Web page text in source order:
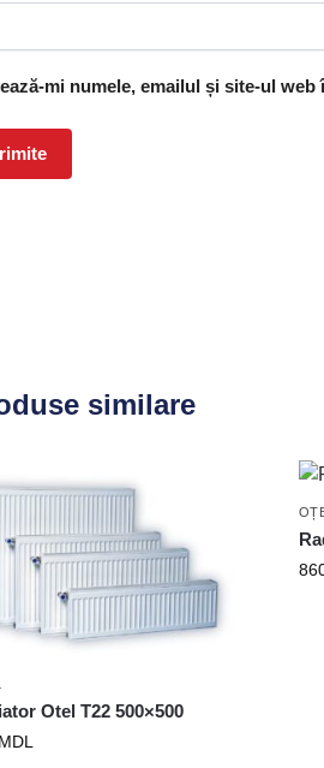
mi numele, emailul și site-ul
similare
Otel T22 500×500
MDL